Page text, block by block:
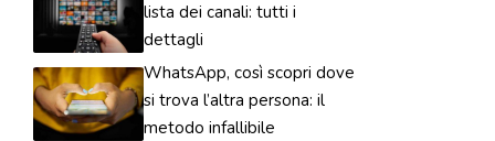
lista dei canali: tutti i
dettagli
WhatsApp, così scopri dove
si trova l’altra persona: il
metodo infallibile